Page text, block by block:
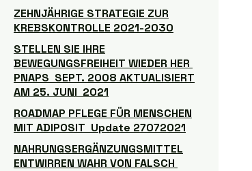
ZEHNJÄHRIGE STRATEGIE ZUR
KREBSKONTROLLE 2021-2030
STELLEN SIE IHRE
BEWEGUNGSFREIHEIT WIEDER HER
PNAPS SEPT. 2008 AKTUALISIERT
AM 25. JUNI 2021
ROADMAP PFLEGE FÜR MENSCHEN
MIT ADIPOSIT Update 27072021
NAHRUNGSERGÄNZUNGSMITTEL
ENTWIRREN WAHR VON FALSCH